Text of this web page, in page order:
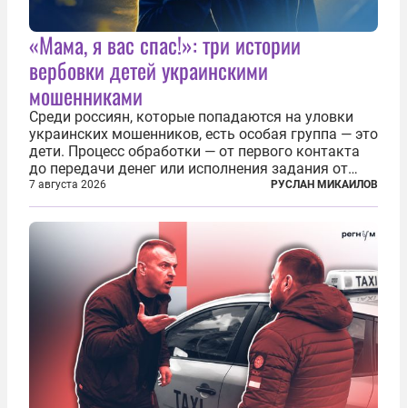
«Мама, я вас спас!»: три истории
вербовки детей украинскими
мошенниками
Среди россиян, которые попадаются на уловки
украинских мошенников, есть особая группа — это
дети. Процесс обработки — от первого контакта
до передачи денег или исполнения задания от
кураторов может занять от двух часов до
нескольких месяцев. Детей превращают в
послушных исполнителей, которые...
7 августа 2026 РУСЛАН МИКАИЛОВ